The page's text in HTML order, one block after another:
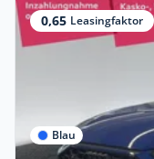
0,65 Leasingfaktor
Blau